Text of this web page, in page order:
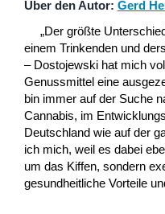
Über den Autor: Gerd
„Der größte
einem Trinkenden und
– Dostojewski hat mich
Genussmittel eine
bin immer auf der Suche
Cannabis, im
Deutschland wie auf der
ich mich, weil es dabei
um das Kiffen, sondern
gesundheitliche Vorteile